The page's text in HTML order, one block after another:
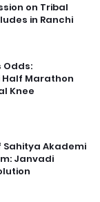
on Tribal
in Ranchi
Odds:
Half Marathon
Knee
Sahitya Akademi
Janvadi